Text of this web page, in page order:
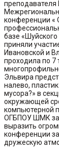
преподавателя
конференции «
базе
приняли
Ивановской и
проходила по 7
Эльвира
налево,
мусора?» в
окружающей
компьютерной
ОГБПОУ ШМК
выразить
конференции
дружескую